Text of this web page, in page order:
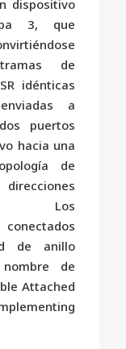
dispositivo
3, que
de
idénticas
a
puertos
hacia una
de
Los
de anillo
de
Attached